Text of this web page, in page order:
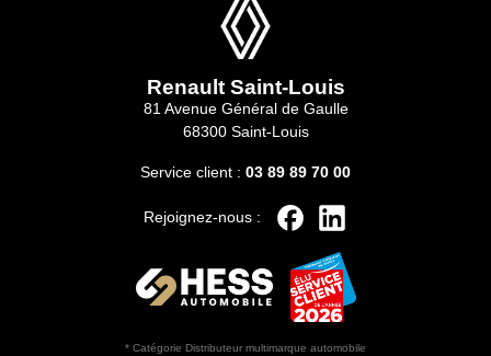
Renault Saint-Louis
81 Avenue Général de Gaulle
68300 Saint-Louis
Service client : 03 89 89 70 00
Rejoignez-nous :
* Catégorie Distributeur multimarque automobile